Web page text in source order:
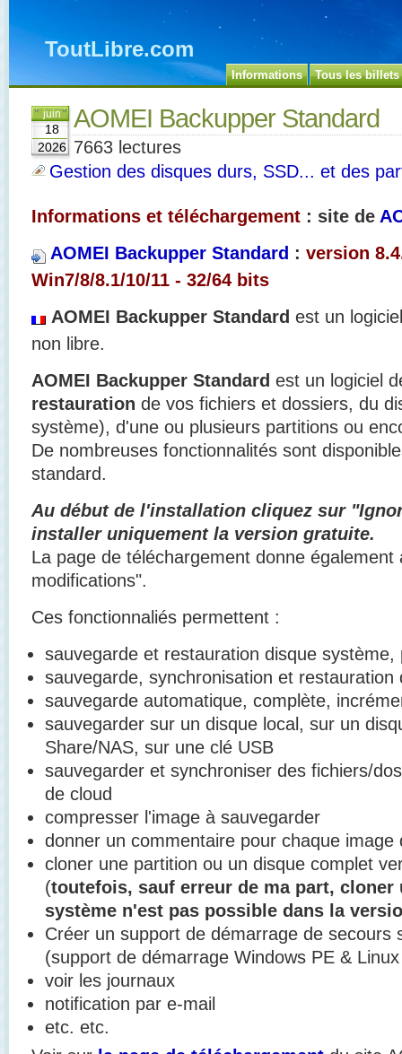
ToutLibre.com
Informations Tous les billets
juin
18
2026
AOMEI Backupper Standard
7663 lectures
Gestion des disques durs, SSD... et des
Informations et téléchargement : site de
AOMEI Backupper Standard : version
Win7/8/8.1/10/11 - 32/64 bits
AOMEI Backupper Standard est un
non libre.
AOMEI Backupper Standard est un logiciel
restauration de vos fichiers et dossiers, du
système), d'une ou plusieurs partitions ou
De nombreuses fonctionnalités sont
standard.
Au début de l'installation cliquez sur
installer uniquement la version gratuite.
La page de téléchargement donne également
modifications".
Ces fonctionnaliés permettent :
sauvegarde et restauration disque
sauvegarde, synchronisation et restauration
sauvegarde automatique, complète,
sauvegarder sur un disque local, sur un
Share/NAS, sur une clé USB
sauvegarder et synchroniser des fichiers/
de cloud
compresser l'image à sauvegarder
donner un commentaire pour chaque image
cloner une partition ou un disque complet
(toutefois, sauf erreur de ma part,
système n'est pas possible dans la
Créer un support de démarrage de secours
(support de démarrage Windows PE &
voir les journaux
notification par e-mail
etc. etc.